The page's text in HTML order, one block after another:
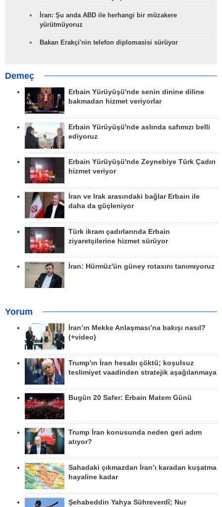
İran: Şu anda ABD ile herhangi bir müzakere
yürütmüyoruz
Bakan Erakçi'nin telefon diplomasisi sürüyor
Demeç
Erbain Yürüyüşü'nde senin dinine diline
bakmadan hizmet veriyorlar
Erbain Yürüyüşü'nde aslında safımızı belli
ediyoruz
Erbain Yürüyüşü'nde Zeynebiye Türk Çadırı
hizmet veriyor
İran ve Irak arasındaki bağlar Erbain ile
daha da güçleniyor
Türk ikram çadırlarında Erbain
ziyaretçilerine hizmet sürüyor
İran: Hürmüz'ün güney rotasını tanımıyoruz
Yorum
İran’ın Mekke Anlaşması’na bakışı nasıl?
(+video)
Trump'ın İran hesabı çöktü; koşulsuz
teslimiyet vaadinden stratejik aşağılanmaya
Bugün 20 Safer: Erbain Matem Günü
Trump İran konusunda neden geri adım
atıyor?
Sahadaki çıkmazdan İran’ı karadan kuşatma
hayaline kadar
Şehabeddin Yahya Sühreverdî; Nur